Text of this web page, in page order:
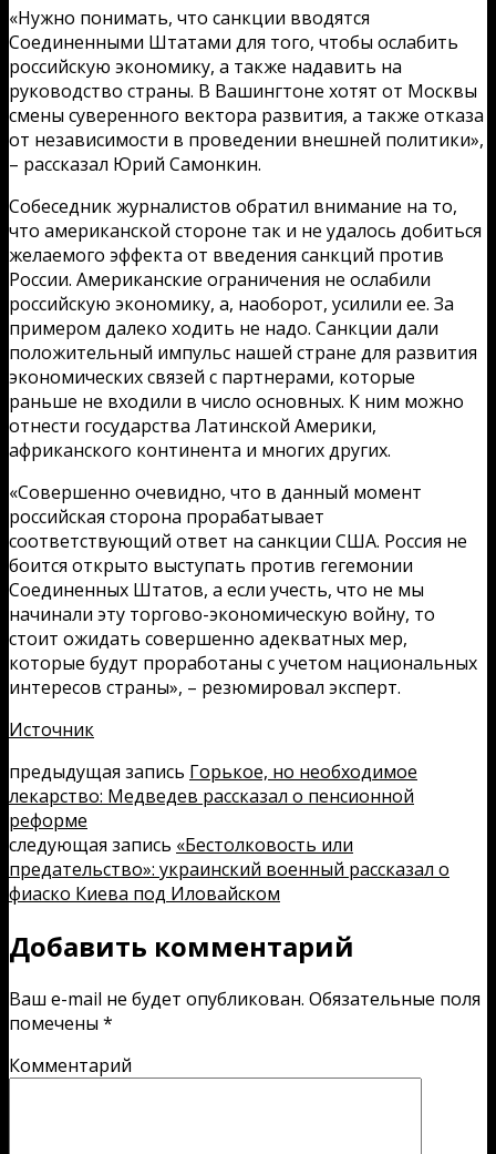
«Нужно понимать, что санкции вводятся
Соединенными Штатами для того, чтобы ослабить
российскую экономику, а также надавить на
руководство страны. В Вашингтоне хотят от Москвы
смены суверенного вектора развития, а также отказа
от независимости в проведении внешней политики»,
– рассказал Юрий Самонкин.
Собеседник журналистов обратил внимание на то,
что американской стороне так и не удалось добиться
желаемого эффекта от введения санкций против
России. Американские ограничения не ослабили
российскую экономику, а, наоборот, усилили ее. За
примером далеко ходить не надо. Санкции дали
положительный импульс нашей стране для развития
экономических связей с партнерами, которые
раньше не входили в число основных. К ним можно
отнести государства Латинской Америки,
африканского континента и многих других.
«Совершенно очевидно, что в данный момент
российская сторона прорабатывает
соответствующий ответ на санкции США. Россия не
боится открыто выступать против гегемонии
Соединенных Штатов, а если учесть, что не мы
начинали эту торгово-экономическую войну, то
стоит ожидать совершенно адекватных мер,
которые будут проработаны с учетом национальных
интересов страны», – резюмировал эксперт.
Источник
предыдущая запись Горькое, но необходимое
лекарство: Медведев рассказал о пенсионной
реформе
следующая запись «Бестолковость или
предательство»: украинский военный рассказал о
фиаско Киева под Иловайском
Добавить комментарий
Ваш e-mail не будет опубликован. Обязательные поля
помечены *
Комментарий